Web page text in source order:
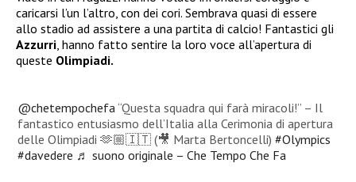
caricarsi l’un l’altro, con dei cori. Sembrava quasi di essere
allo stadio ad assistere a una partita di calcio! Fantastici gli
Azzurri, hanno fatto sentire la loro voce all’apertura di
queste Olimpiadi.
@chetempochefa “Questa squadra qui farà miracoli!” – Il
fantastico entusiasmo dell’Italia alla Cerimonia di apertura
delle Olimpiadi 🫶🏼🇮🇹 (🎥 Marta Bertoncelli)#Olympics
#davedere ♬ suono originale – Che Tempo Che Fa